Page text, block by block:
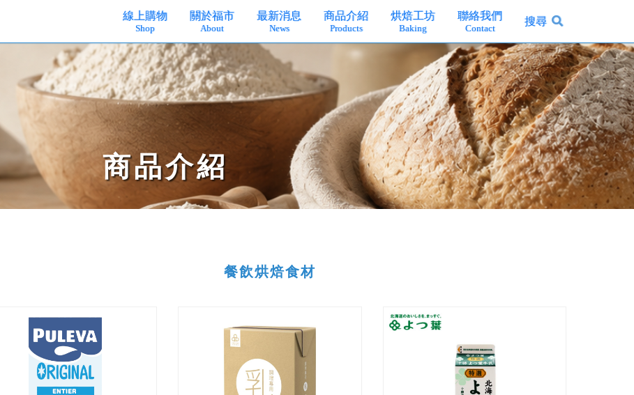
線上購物
Shop
關於福市
About
最新消息
News
商品介紹
Products
烘焙工坊
Baking
聯絡我們
Contact
搜尋
商品介紹
餐飲烘焙食材